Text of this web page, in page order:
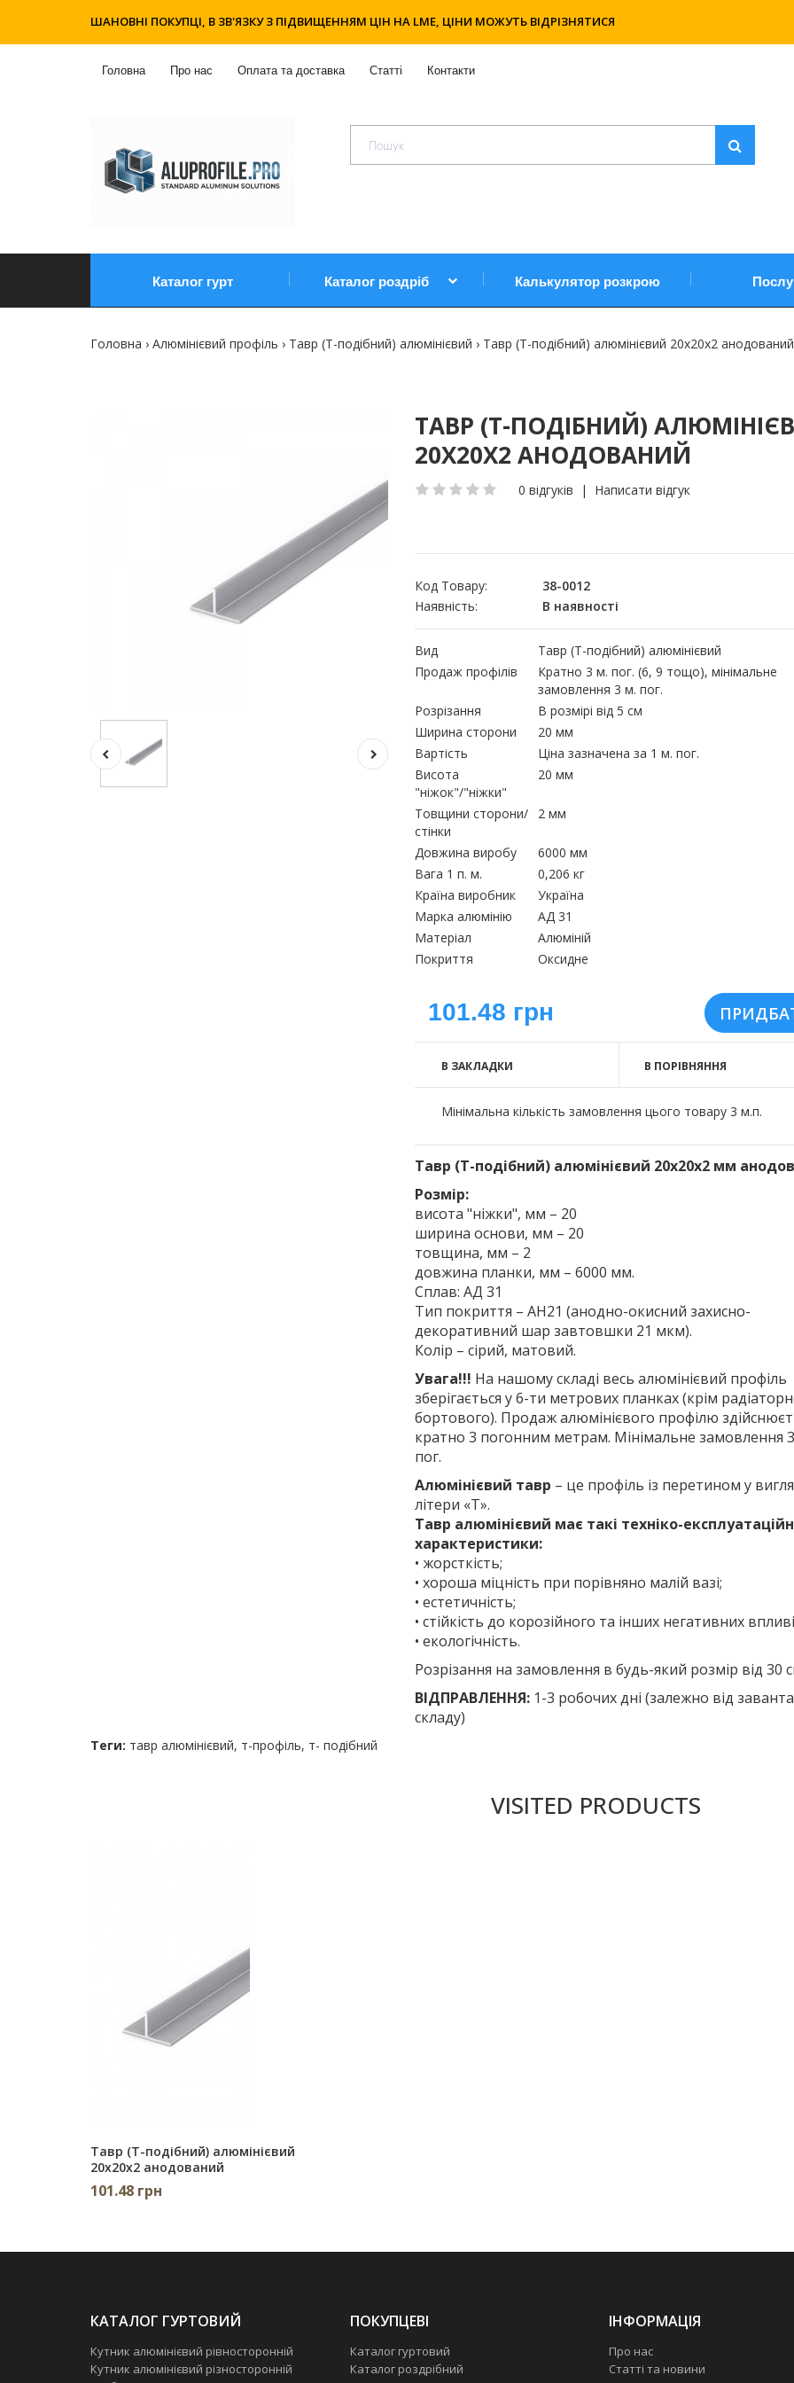
ШАНОВНІ ПОКУПЦІ, В ЗВ'ЯЗКУ З ПІДВИЩЕННЯМ ЦІН НА LME, ЦІНИ МОЖУТЬ ВІДРІЗНЯТИСЯ
Головна Про нас Оплата та доставка Статті Контакти
Каталог гурт Каталог роздріб Калькулятор розкрою
Головна Алюмінієвий профіль Тавр (Т-подібний) алюмінієвий Тавр (Т-подібний) алюмінієвий 20х20х2 анодований
ТАВР (Т-ПОДІБНИЙ)
20Х20Х2 АНОДОВАНИЙ
0 відгуків | Написати відгук
Код Товару:
38-0012
Наявність:
В наявності
Вид
Тавр (Т-подібний) алюмінієвий
Продаж профілів
Кратно 3 м. пог. (6, 9 тощо), мінімальне
замовлення 3 м. пог.
Розрізання
В розмірі від 5 см
Ширина сторони
20 мм
Вартість
Ціна зазначена за 1 м. пог.
Висота
"ніжок"/"ніжки"
20 мм
Товщини сторони/
стінки
2 мм
Довжина виробу
6000 мм
Вага 1 п. м.
0,206 кг
Країна виробник
Україна
Марка алюмінію
АД 31
Матеріал
Алюміній
Покриття
Оксидне
101.48 грн
В ЗАКЛАДКИ В ПОРІВНЯННЯ
Мінімальна кількість замовлення цього товару 3 м.п.
Тавр (Т-подібний) алюмінієвий 20х20х2 мм
Розмір:
висота "ніжки", мм – 20
ширина основи, мм – 20
товщина, мм – 2
довжина планки, мм – 6000 мм.
Сплав: АД 31
Тип покриття – АН21 (анодно-окисний захисно-
декоративний шар завтовшки 21 мкм).
Колір – сірий, матовий.
Увага!!! На нашому складі весь алюмінієвий профіль
зберігається у 6-ти метрових планках (крім
бортового). Продаж алюмінієвого профілю
кратно 3 погонним метрам. Мінімальне замовлення
пог.
Алюмінієвий тавр – це профіль із перетином у
літери «Т».
Тавр алюмінієвий має такі техніко-
характеристики:
• жорсткість;
• хороша міцність при порівняно малій вазі;
• естетичність;
• стійкість до корозійного та інших негативних
• екологічність.
Розрізання на замовлення в будь-який розмір від 30
ВІДПРАВЛЕННЯ:1-3 робочих дні (залежно від
складу)
Теги: тавр алюмінієвий, т-профіль, т- подібний
VISITED PRODUCTS
Тавр (Т-подібний) алюмінієвий
20х20х2 анодований
101.48 грн
КАТАЛОГ ГУРТОВИЙ
Кутник алюмінієвий рівносторонній
Кутник алюмінієвий різносторонній
ПОКУПЦЕВІ
Каталог гуртовий
Каталог роздрібний
ІНФОРМАЦІЯ
Про нас
Статті та новини